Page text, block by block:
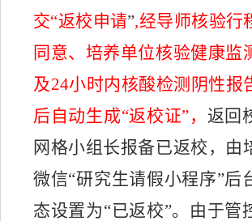
交“返校申请”,经导师核验行
同意、培养单位核验健康监
及24小时内核酸检测阴性报
后自动生成“返校证”， 返回
网格小组长报备已返校，由
微信“研究生请假小程序”后
态设置为“已返校”。由于管